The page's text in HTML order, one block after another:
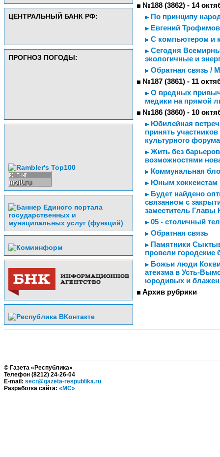
ЦЕНТРАЛЬНЫЙ БАНК РФ:
ПРОГНОЗ ПОГОДЫ:
№188 (3862) - 14
По принципу
Евгений
С компьютером и
Сегодня
экологичные и
Обратная связь /
№187 (3861) - 11
О вредных
медики на прямой
№186 (3860) - 10
Юбилейная
принять
культурного форума
Жить без
возможностями
Коммунальная
Юным
Будет найдено
связанном с
заместитель Главы
05 - столичный
Обратная связь
Памятники
провели городские
Божьи люди
атеизма в Усть-
юродивых и
Архив рубрики
© Газета «Республика»
Телефон (8212) 24-26-04
E-mail: secr@gazeta-respublika.ru
Разработка сайта: «МС»